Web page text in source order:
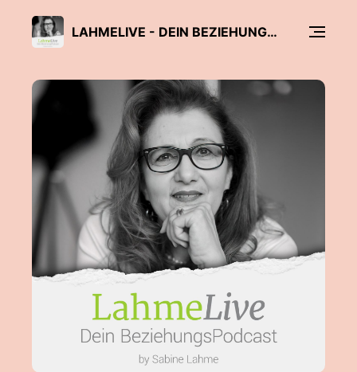
LAHMELIVE - DEIN BEZIEHUNGSPODCAST